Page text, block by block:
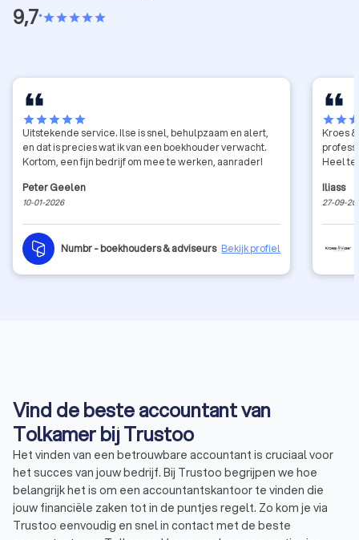
9,7•starstarstarstarstar
starstarstarstarstar
Uitstekende service. Ilse is snel, behulpzaam en alert,
en dat is precies wat ik van een boekhouder verwacht.
Kortom, een fijn bedrijf om mee te werken, aanrader!
Peter Geelen
10-01-2026
Numbr - boekhouders & adviseurs Bekijk profiel
starstar
Kroes
Heel
Iliass
27-09-
Vind de beste accountant van
Tolkamer bij Trustoo
Het vinden van een betrouwbare accountant is cruciaal voor
het succes van jouw bedrijf. Bij Trustoo begrijpen we hoe
belangrijk het is om een accountantskantoor te vinden die
jouw financiële zaken tot in de puntjes regelt. Zo kom je via
Trustoo eenvoudig en snel in contact met de beste